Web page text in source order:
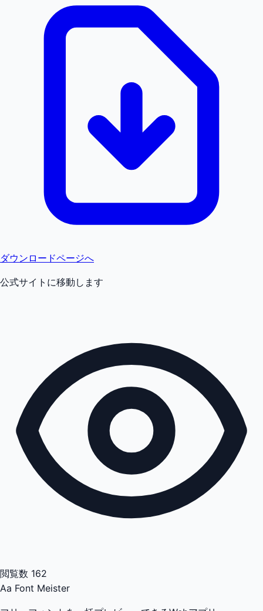
ダウンロードページへ
公式サイトに移動します
閲覧数 162
Aa Font Meister